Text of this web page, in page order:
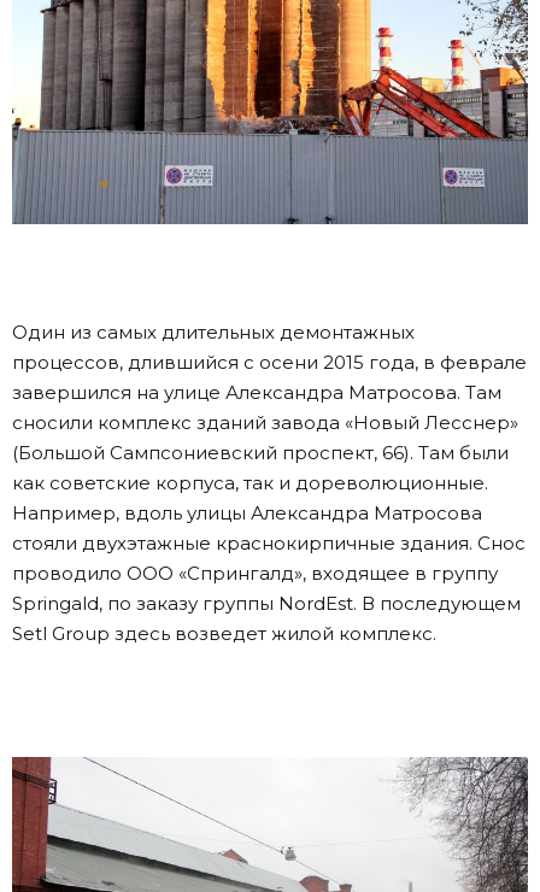
Один из самых длительных демонтажных
процессов, длившийся с осени 2015 года, в феврале
завершился на улице Александра Матросова. Там
сносили комплекс зданий завода «Новый Лесснер»
(Большой Сампсониевский проспект, 66). Там были
как советские корпуса, так и дореволюционные.
Например, вдоль улицы Александра Матросова
стояли двухэтажные краснокирпичные здания. Снос
проводило ООО «Спрингалд», входящее в группу
Springald, по заказу группы NordEst. В последующем
Setl Group здесь возведет жилой комплекс.